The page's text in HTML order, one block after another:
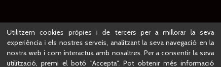
© Ajuntament de Lleida - Projecte desenvolupat per
Utilitzem cookies pròpies i de tercers per a millorar la seva
experiència i els nostres serveis, analitzant la seva navegació en la
nostra web i com interactua amb nosaltres. Per a consentir la seva
utilització, premi el botó "Accepta". Pot obtenir més informació